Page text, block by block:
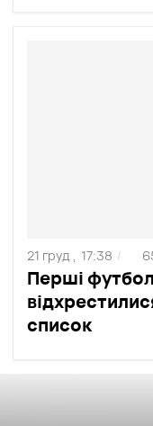
Перші
список
21 груд , 17:38 /